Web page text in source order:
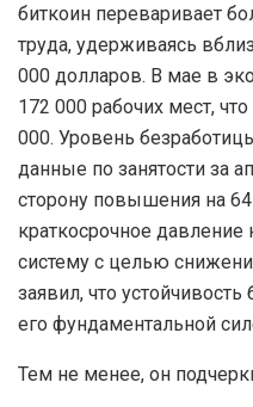
биткоин переваривает
труда, удерживаясь
000 долларов. В мае в
172 000 рабочих мест,
000. Уровень
данные по занятости за
сторону повышения на
краткосрочное
систему с целью
заявил, что
его фундаментальной
Тем не менее, он